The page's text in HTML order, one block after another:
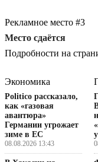
Рекламное место #3
Место сдаётся
Подробности на
Экономика
Politico рассказало,
как «газовая
авантюра»
Германии угрожает
зиме в ЕС
08.08.2026 13:43